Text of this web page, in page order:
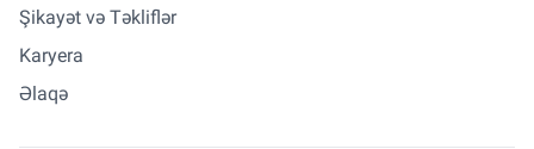
Şikayət və Təkliflər
Karyera
Əlaqə